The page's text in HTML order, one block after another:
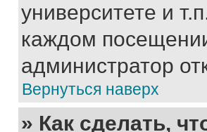
университете и
каждом
администратор
Вернуться наверх
» Как сделать,